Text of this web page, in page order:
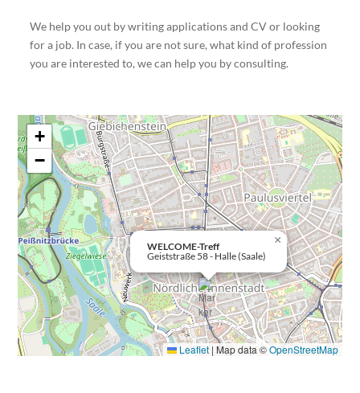
We help you out by writing applications and CV or looking
for a job. In case, if you are not sure, what kind of profession
you are interested to, we can help you by consulting.
WELCOME-Treff
Geiststraße 58 - Halle (Saale)
×
+
−
Leaflet | Map data ©OpenStreetMap